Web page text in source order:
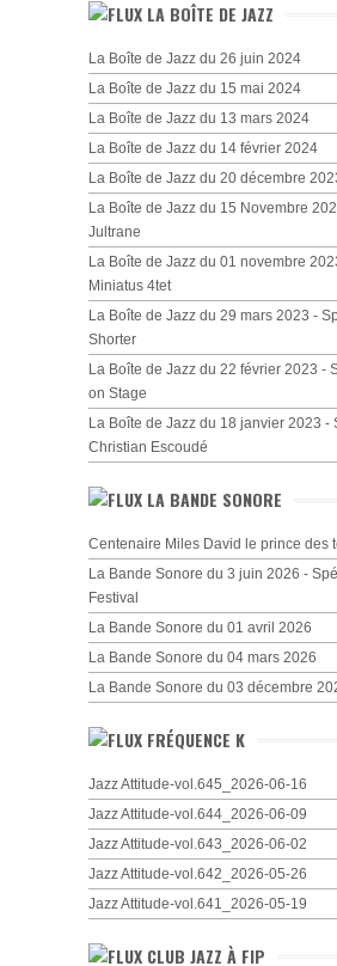
LA BOÎTE DE JAZZ
La Boîte de Jazz du 26 juin 2024
La Boîte de Jazz du 15 mai 2024
La Boîte de Jazz du 13 mars 2024
La Boîte de Jazz du 14 février 2024
La Boîte de Jazz du 20 décembre
La Boîte de Jazz du 15 Novembre
Jultrane
La Boîte de Jazz du 01 novembre
Miniatus 4tet
La Boîte de Jazz du 29 mars 2023 -
Shorter
La Boîte de Jazz du 22 février 2023 -
on Stage
La Boîte de Jazz du 18 janvier 2023 -
Christian Escoudé
LA BANDE SONORE
Centenaire Miles David le prince des
La Bande Sonore du 3 juin 2026 -
Festival
La Bande Sonore du 01 avril 2026
La Bande Sonore du 04 mars 2026
La Bande Sonore du 03 décembre
FRÉQUENCE K
Jazz Attitude-vol.645_2026-06-16
Jazz Attitude-vol.644_2026-06-09
Jazz Attitude-vol.643_2026-06-02
Jazz Attitude-vol.642_2026-05-26
Jazz Attitude-vol.641_2026-05-19
CLUB JAZZ À FIP